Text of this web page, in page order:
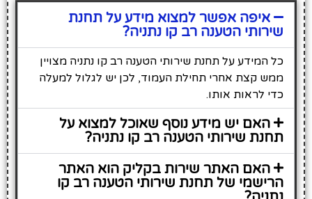
איפה אפשר למצוא מידע על תחנת
שירותי הטענה רב קו נתניה?
כל המידע על תחנת שירותי הטענה רב קו נתניה מצויין
ממש קצת אחרי תחילת העמוד, לכן יש לגלול למעלה
כדי לראות אותו.
האם יש מידע נוסף שאוכל למצוא על
תחנת שירותי הטענה רב קו נתניה?
האם האתר שירות בקליק הוא האתר
הרישמי של תחנת שירותי הטענה רב קו